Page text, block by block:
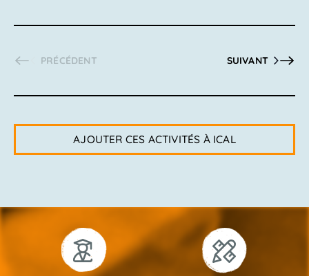
PRÉCÉDENT SUIVANT
AJOUTER CES ACTIVITÉS À ICAL